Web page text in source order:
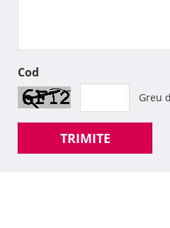
Cod
Greu
TRIMITE